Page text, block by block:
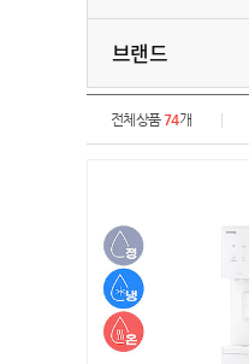
브랜드
전체상품74개